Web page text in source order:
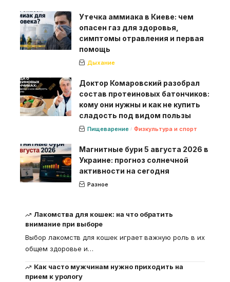
Утечка аммиака в Киеве: чем
опасен газ для здоровья,
симптомы отравления и первая
помощь
Дыхание
Доктор Комаровский разобрал
состав протеиновых батончиков:
кому они нужны и как не купить
сладость под видом пользы
Пищеварение Физкультура и спорт
Магнитные бури 5 августа 2026 в
Украине: прогноз солнечной
активности на сегодня
Разное
Лакомства для кошек: на что обратить
внимание при выборе
Выбор лакомств для кошек играет важную роль в их
общем здоровье и…
Как часто мужчинам нужно приходить на
прием к урологу